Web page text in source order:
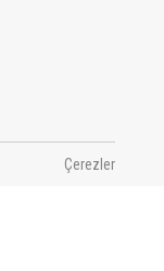
Çerezler